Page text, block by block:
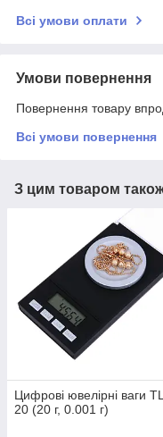
Всі умови оплати
Умови повернення
Повернення товару
Всі умови повернення
З цим товаром
Цифрові ювелірні ваги
20 (20 г, 0.001 г)